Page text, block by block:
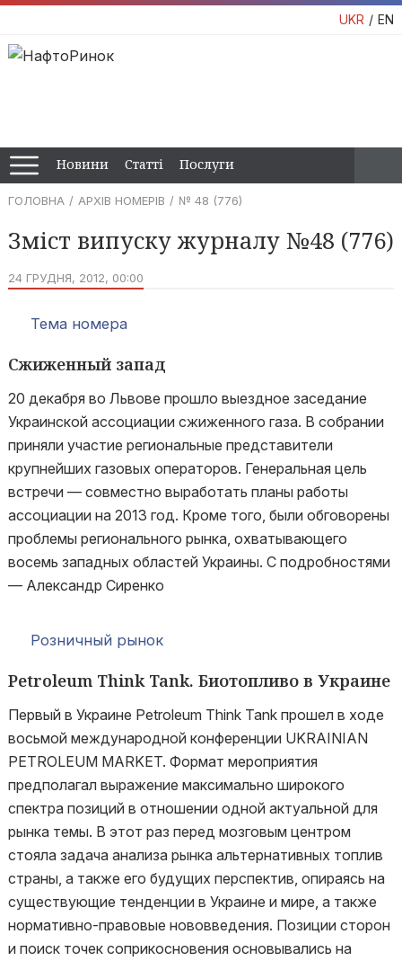
UKR EN
Новини Статті Послуги
ГОЛОВНА АРХІВ НОМЕРІВ № 48 (776)
Зміст випуску журналу №48 (776)
24 ГРУДНЯ, 2012, 00:00
Тема номера
Сжиженный запад
20 декабря во Львове прошло выездное заседание
Украинской ассоциации сжиженного газа. В собрании
приняли участие региональные представители
крупнейших газовых операторов. Генеральная цель
встречи — совместно выработать планы работы
ассоциации на 2013 год. Кроме того, были обговорены
проблемы регионального рынка, охватывающего
восемь западных областей Украины. С подробностями
— Александр Сиренко
Розничный рынок
Petroleum Think Tank. Биотопливо в Украине
Первый в Украине Petroleum Think Tank прошел в ходе
восьмой международной конференции UKRAINIAN
PETROLEUM MARKET. Формат мероприятия
предполагал выражение максимально широкого
спектра позиций в отношении одной актуальной для
рынка темы. В этот раз перед мозговым центром
стояла задача анализа рынка альтернативных топлив
страны, а также его будущих перспектив, опираясь на
существующие тенденции в Украине и мире, а также
нормативно-правовые нововведения. Позиции сторон
и поиск точек соприкосновения основывались на